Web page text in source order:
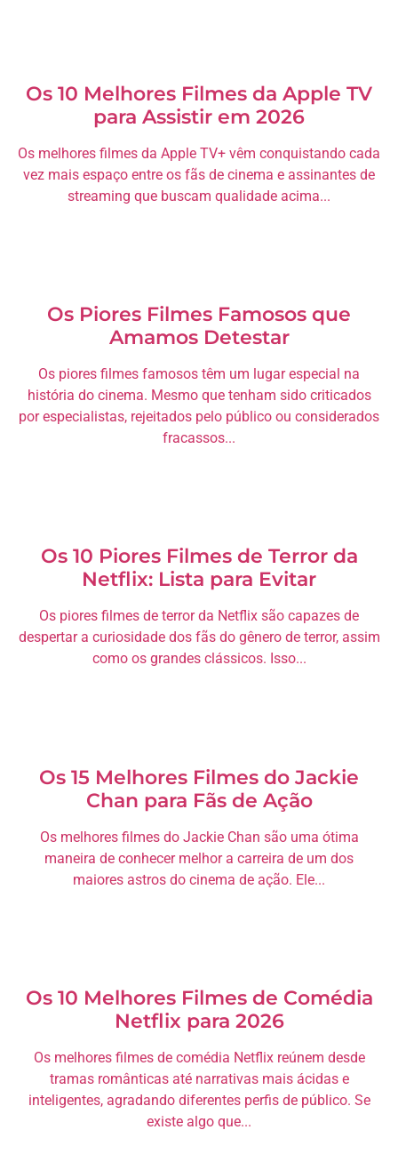
Os 10 Melhores Filmes da Apple TV
para Assistir em 2026
Os melhores filmes da Apple TV+ vêm conquistando cada
vez mais espaço entre os fãs de cinema e assinantes de
streaming que buscam qualidade acima...
Os Piores Filmes Famosos que
Amamos Detestar
Os piores filmes famosos têm um lugar especial na
história do cinema. Mesmo que tenham sido criticados
por especialistas, rejeitados pelo público ou considerados
fracassos...
Os 10 Piores Filmes de Terror da
Netflix: Lista para Evitar
Os piores filmes de terror da Netflix são capazes de
despertar a curiosidade dos fãs do gênero de terror, assim
como os grandes clássicos. Isso...
Os 15 Melhores Filmes do Jackie
Chan para Fãs de Ação
Os melhores filmes do Jackie Chan são uma ótima
maneira de conhecer melhor a carreira de um dos
maiores astros do cinema de ação. Ele...
Os 10 Melhores Filmes de Comédia
Netflix para 2026
Os melhores filmes de comédia Netflix reúnem desde
tramas românticas até narrativas mais ácidas e
inteligentes, agradando diferentes perfis de público. Se
existe algo que...